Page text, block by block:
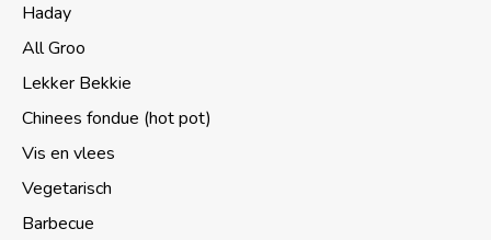
Haday
All Groo
Lekker Bekkie
Chinees fondue (hot pot)
Vis en vlees
Vegetarisch
Barbecue